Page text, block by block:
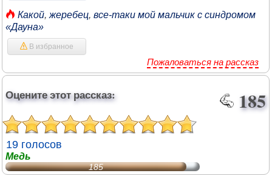
Какой, жеребец, все-таки мой мальчик с синдромом
«Дауна»
В избранное
Пожаловаться на рассказ
Оцените этот рассказ: 185
19 голосов
Медь
185